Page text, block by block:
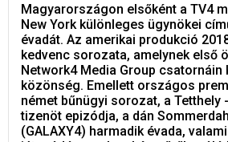
Magyarországon elsőként a TV4
New York különleges ügynökei
évadát. Az amerikai produkció
kedvenc sorozata, amelynek első
Network4 Media Group csatornáin
közönség. Emellett országos
német bűnügyi sorozat, a Tetthely
tizenöt epizódja, a dán
(GALAXY4) harmadik évada,